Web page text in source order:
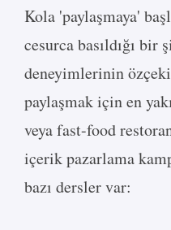
Kola 'paylaşmaya'
cesurca basıldığı
deneyimlerinin
paylaşmak için en
veya fast-food
içerik pazarlama
bazı dersler var: